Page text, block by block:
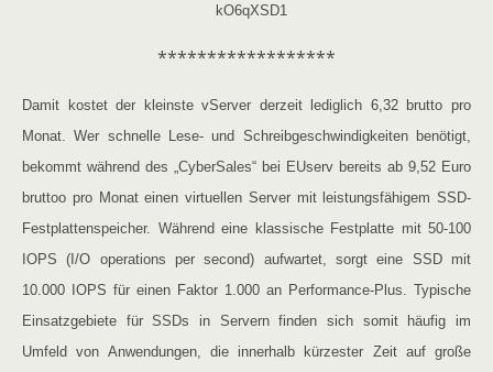
kO6qXSD1
******************
Damit kostet der kleinste vServer derzeit lediglich 6,32 brutto pro
Monat. Wer schnelle Lese- und Schreibgeschwindigkeiten benötigt,
bekommt während des „CyberSales“ bei EUserv bereits ab 9,52 Euro
bruttoo pro Monat einen virtuellen Server mit leistungsfähigem SSD-
Festplattenspeicher. Während eine klassische Festplatte mit 50-100
IOPS (I/O operations per second) aufwartet, sorgt eine SSD mit
10.000 IOPS für einen Faktor 1.000 an Performance-Plus. Typische
Einsatzgebiete für SSDs in Servern finden sich somit häufig im
Umfeld von Anwendungen, die innerhalb kürzester Zeit auf große